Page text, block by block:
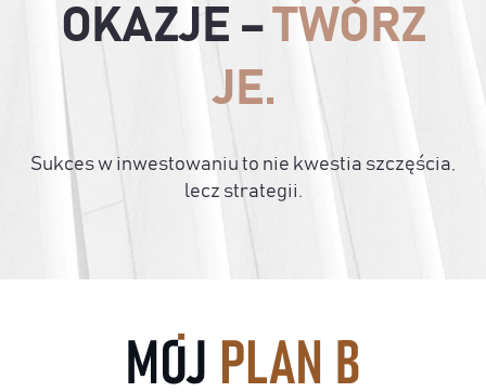
OKAZJE –TWÓRZ
JE.
Sukces w inwestowaniu to nie kwestia szczęścia,
lecz strategii.